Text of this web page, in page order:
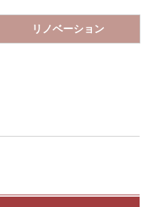
リノベーション